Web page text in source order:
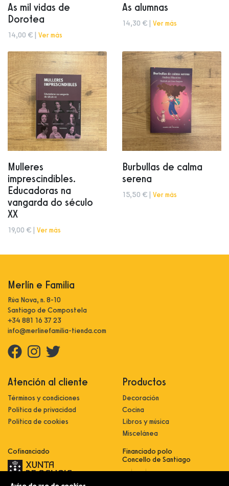
As mil vidas de
Dorotea
14,00 € | Ver más
As alumnas
14,30 € | Ver más
Mulleres
imprescindibles.
Educadoras na
vangarda do século
XX
19,00 € | Ver más
Burbullas de calma
serena
15,50 € | Ver más
Merlín e Familia
Rúa Nova, n. 8-10
Santiago de Compostela
+34 881 16 37 23
info@merlinefamilia-tienda.com
Atención al cliente
Términos y condiciones
Política de privacidad
Política de cookies
Productos
Decoración
Cocina
Libros y música
Miscelánea
Cofinanciado
Financiado polo
Concello de Santiago